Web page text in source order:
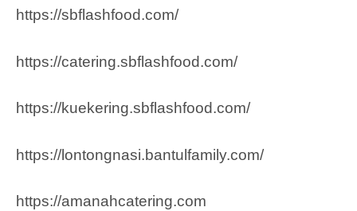
https://sbflashfood.com/
https://catering.sbflashfood.com/
https://kuekering.sbflashfood.com/
https://lontongnasi.bantulfamily.com/
https://amanahcatering.com